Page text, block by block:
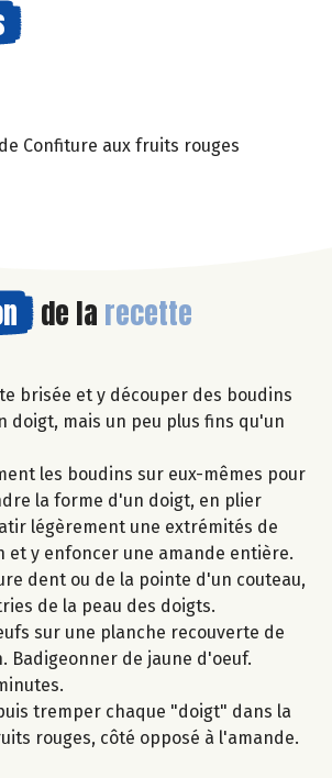
Confiture aux fruits rouges
de la recette
brisée et y découper des boudins
doigt, mais un peu plus fins qu'un
les boudins sur eux-mêmes pour
la forme d'un doigt, en plier
légèrement une extrémités de
et y enfoncer une amande entière.
dent ou de la pointe d'un couteau,
de la peau des doigts.
sur une planche recouverte de
Badigeonner de jaune d'oeuf.
tremper chaque "doigt" dans la
rouges, côté opposé à l'amande.